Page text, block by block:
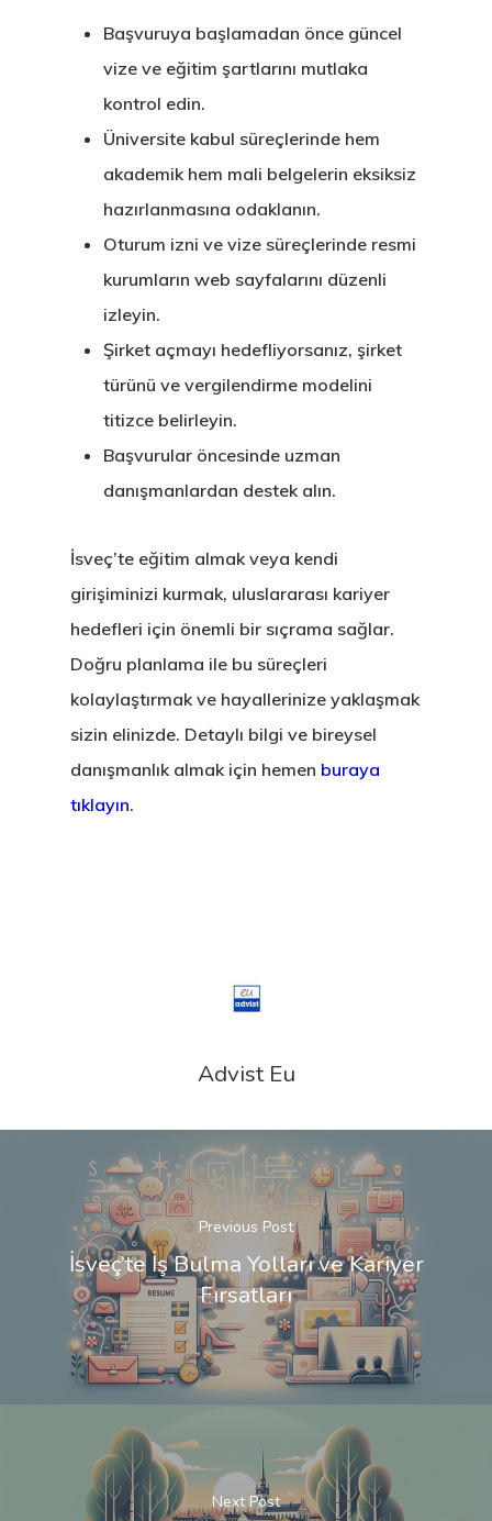
Başvuruya başlamadan önce güncel
vize ve eğitim şartlarını mutlaka
kontrol edin.
Üniversite kabul süreçlerinde hem
akademik hem mali belgelerin eksiksiz
hazırlanmasına odaklanın.
Oturum izni ve vize süreçlerinde resmi
kurumların web sayfalarını düzenli
izleyin.
Şirket açmayı hedefliyorsanız, şirket
türünü ve vergilendirme modelini
titizce belirleyin.
Başvurular öncesinde uzman
danışmanlardan destek alın.
İsveç’te eğitim almak veya kendi
girişiminizi kurmak, uluslararası kariyer
hedefleri için önemli bir sıçrama sağlar.
Doğru planlama ile bu süreçleri
kolaylaştırmak ve hayallerinize yaklaşmak
sizin elinizde. Detaylı bilgi ve bireysel
danışmanlık almak için hemen buraya
tıklayın.
Advist Eu
Previous Post
İsveç’te İş Bulma Yolları ve Kariyer
Fırsatları
Next Post